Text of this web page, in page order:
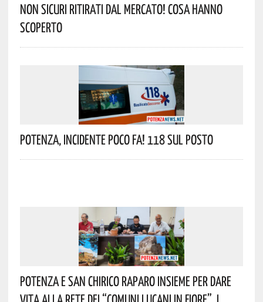
Non Sicuri Ritirati Dal Mercato! Cosa Hanno
Scoperto
Potenza, Incidente Poco Fa! 118 Sul Posto
Potenza E San Chirico Raparo Insieme Per Dare